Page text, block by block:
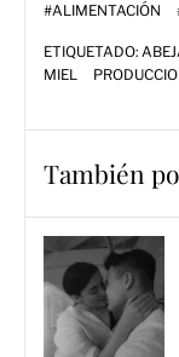
#ALIMENTACIÓN
ETIQUETADO:
MIEL
También